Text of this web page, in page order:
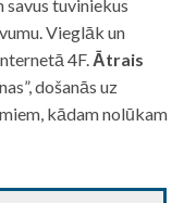
savus tuviniekus
Vieglāk un
4F. Ātrais
došanās uz
kādam nolūkam